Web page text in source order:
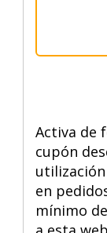
Activa de
cupón
en
mínimo